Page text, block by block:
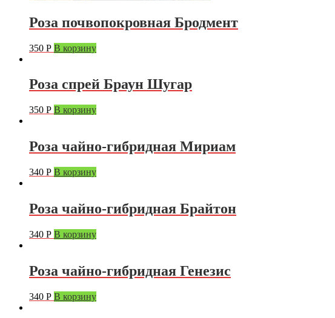
Роза почвопокровная Бродмент
350 Р В корзину
Роза спрей Браун Шугар
350 Р В корзину
Роза чайно-гибридная Мириам
340 Р В корзину
Роза чайно-гибридная Брайтон
340 Р В корзину
Роза чайно-гибридная Генезис
340 Р В корзину